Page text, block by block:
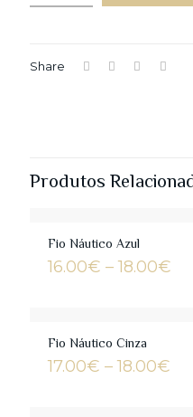
Share
Produtos
Fio Náutico Azul
16.00€ – 18.00€
Fio Náutico Cinza
17.00€ – 18.00€